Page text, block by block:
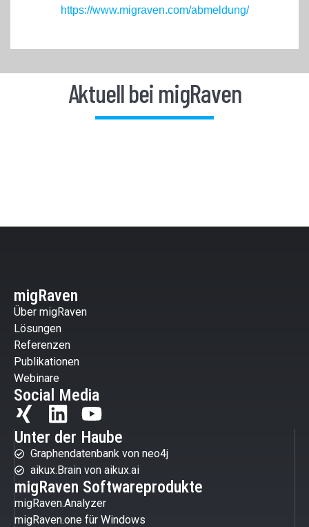
https://www.migraven.com/abmeldung/
Aktuell bei migRaven
migRaven
Über migRaven
Lösungen
Referenzen
Publikationen
Webinare
Social Media
Unter der Haube
Graphendatenbank von neo4j
aikux.Brain von aikux.ai
migRaven Softwareprodukte
migRaven.Analyzer
migRaven.one für Windows